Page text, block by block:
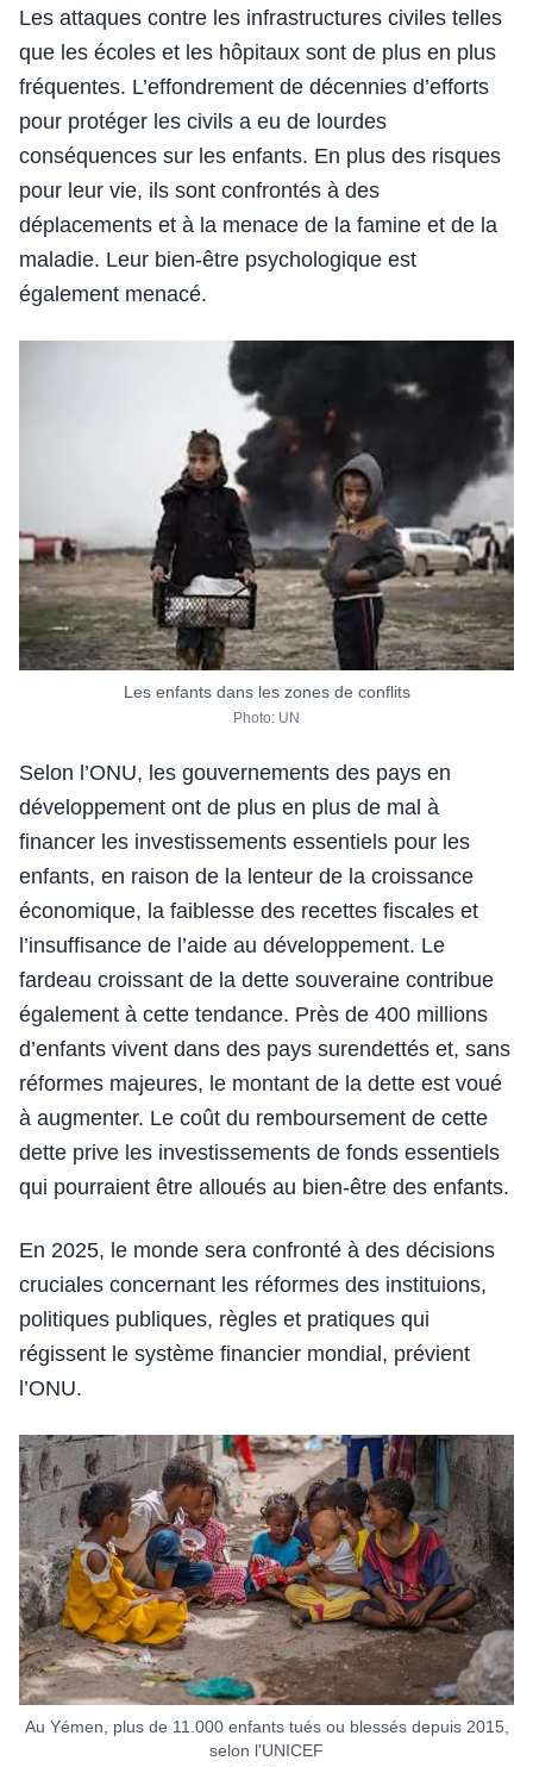
Les attaques contre les infrastructures civiles telles
que les écoles et les hôpitaux sont de plus en plus
fréquentes. L’effondrement de décennies d’efforts
pour protéger les civils a eu de lourdes
conséquences sur les enfants. En plus des risques
pour leur vie, ils sont confrontés à des
déplacements et à la menace de la famine et de la
maladie. Leur bien-être psychologique est
également menacé.
Les enfants dans les zones de conflits
Photo: UN
Selon l’ONU, les gouvernements des pays en
développement ont de plus en plus de mal à
financer les investissements essentiels pour les
enfants, en raison de la lenteur de la croissance
économique, la faiblesse des recettes fiscales et
l’insuffisance de l’aide au développement. Le
fardeau croissant de la dette souveraine contribue
également à cette tendance. Près de 400 millions
d’enfants vivent dans des pays surendettés et, sans
réformes majeures, le montant de la dette est voué
à augmenter. Le coût du remboursement de cette
dette prive les investissements de fonds essentiels
qui pourraient être alloués au bien-être des enfants.
En 2025, le monde sera confronté à des décisions
cruciales concernant les réformes des instituions,
politiques publiques, règles et pratiques qui
régissent le système financier mondial, prévient
l’ONU.
Au Yémen, plus de 11.000 enfants tués ou blessés depuis 2015,
selon l'UNICEF